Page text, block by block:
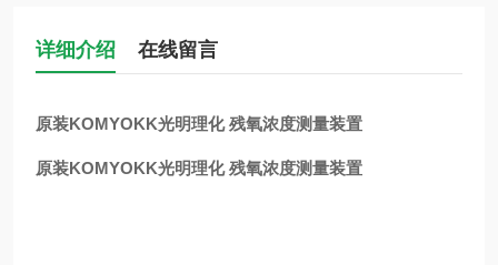
详细介绍 在线留言
原装KOMYOKK光明理化 残氧浓度测量装置
原装KOMYOKK光明理化 残氧浓度测量装置